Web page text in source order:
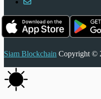
Siam Blockchain Copyright ©